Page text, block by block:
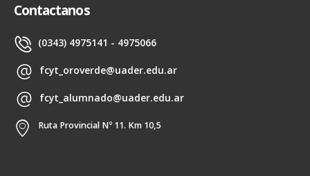
Contactanos
(0343) 4975141 - 4975066
fcyt_oroverde@uader.edu.ar
fcyt_alumnado@uader.edu.ar
Ruta Provincial Nº 11. Km 10,5